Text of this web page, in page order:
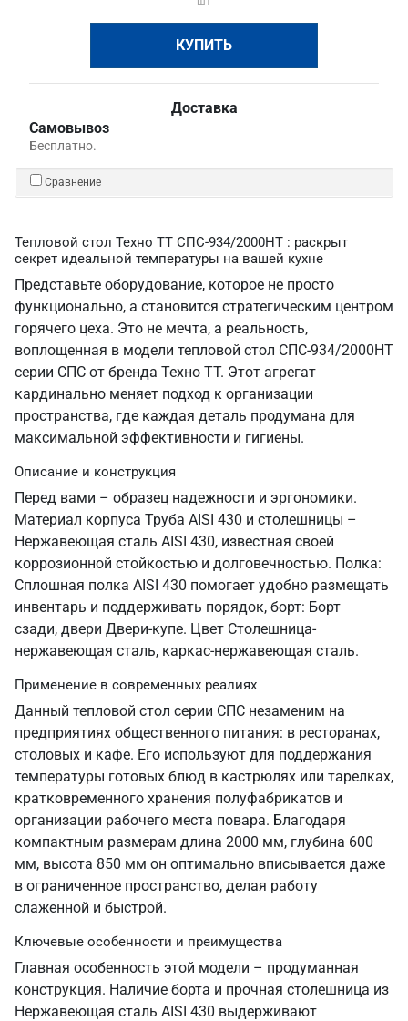
КУПИТЬ
Доставка
Самовывоз
Бесплатно.
Сравнение
Тепловой стол Техно ТТ СПС-934/2000НТ : раскрыт
секрет идеальной температуры на вашей кухне
Представьте оборудование, которое не просто
функционально, а становится стратегическим центром
горячего цеха. Это не мечта, а реальность,
воплощенная в модели тепловой стол СПС-934/2000НТ
серии СПС от бренда Техно ТТ. Этот агрегат
кардинально меняет подход к организации
пространства, где каждая деталь продумана для
максимальной эффективности и гигиены.
Описание и конструкция
Перед вами – образец надежности и эргономики.
Материал корпуса Труба AISI 430 и столешницы –
Нержавеющая сталь AISI 430, известная своей
коррозионной стойкостью и долговечностью. Полка:
Сплошная полка AISI 430 помогает удобно размещать
инвентарь и поддерживать порядок, борт: Борт
сзади, двери Двери-купе. Цвет Столешница-
нержавеющая сталь, каркас-нержавеющая сталь.
Применение в современных реалиях
Данный тепловой стол серии СПС незаменим на
предприятиях общественного питания: в ресторанах,
столовых и кафе. Его используют для поддержания
температуры готовых блюд в кастрюлях или тарелках,
кратковременного хранения полуфабрикатов и
организации рабочего места повара. Благодаря
компактным размерам длина 2000 мм, глубина 600
мм, высота 850 мм он оптимально вписывается даже
в ограниченное пространство, делая работу
слаженной и быстрой.
Ключевые особенности и преимущества
Главная особенность этой модели – продуманная
конструкция. Наличие борта и прочная столешница из
Нержавеющая сталь AISI 430 выдерживают